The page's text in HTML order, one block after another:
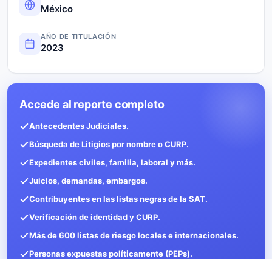
México
AÑO DE TITULACIÓN
2023
Accede al reporte completo
Antecedentes Judiciales.
Búsqueda de Litigios por nombre o CURP.
Expedientes civiles, familia, laboral y más.
Juicios, demandas, embargos.
Contribuyentes en las listas negras de la SAT.
Verificación de identidad y CURP.
Más de 600 listas de riesgo locales e internacionales.
Personas expuestas políticamente (PEPs).